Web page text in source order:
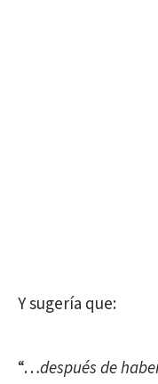
Y sugería que:
“…después de